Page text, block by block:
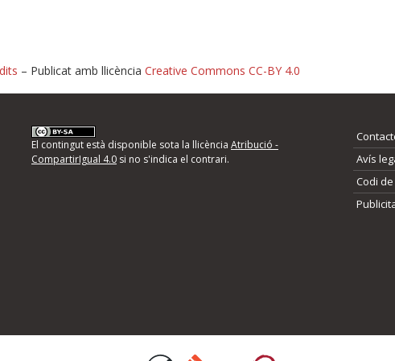
d'errors
següents i descriviu quina és la millora que
– Publicat amb llicència Creative Commons CC-BY 4.0
El contingut està disponible sota la llicència Atribució -
CompartirIgual 4.0si no s'indica el contrari.
Avís
Codi